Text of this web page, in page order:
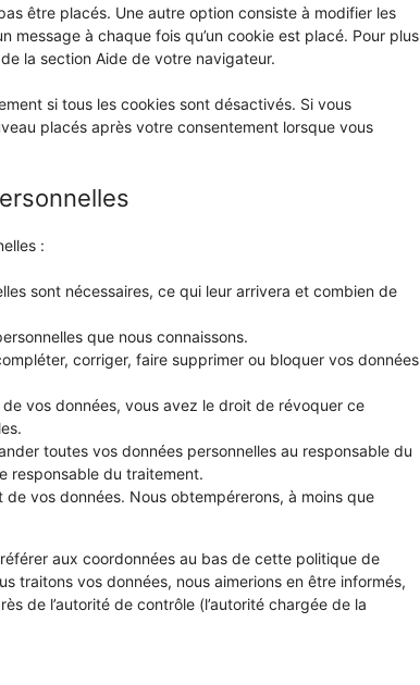
être placés. Une autre option consiste à modifier les
à chaque fois qu’un cookie est placé. Pour plus
la section Aide de votre navigateur.
si tous les cookies sont désactivés. Si vous
placés après votre consentement lorsque vous
:
sont nécessaires, ce qui leur arrivera et combien de
que nous connaissons.
corriger, faire supprimer ou bloquer vos données
vos données, vous avez le droit de révoquer ce
toutes vos données personnelles au responsable du
responsable du traitement.
vos données. Nous obtempérerons, à moins que
aux coordonnées au bas de cette politique de
traitons vos données, nous aimerions en être informés,
de l’autorité de contrôle (l’autorité chargée de la